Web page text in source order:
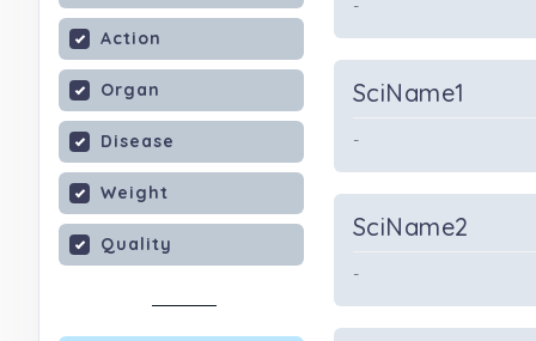
Action
Organ
Disease
Weight
Quality
-
SciName1
-
SciName2
-